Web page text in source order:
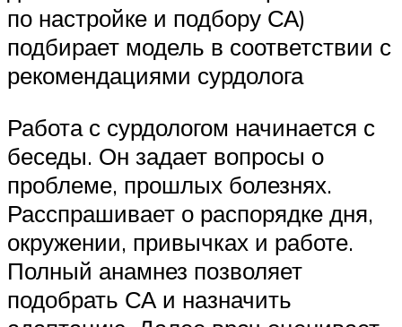
по настройке и подбору СА)
подбирает модель в соответствии с
рекомендациями сурдолога
Работа с сурдологом начинается с
беседы. Он задает вопросы о
проблеме, прошлых болезнях.
Расспрашивает о распорядке дня,
окружении, привычках и работе.
Полный анамнез позволяет
подобрать СА и назначить